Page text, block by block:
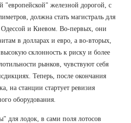
"европейской" железной дорогой, с
должна стать магистраль для
и Киевом. Во-первых, они
в долларах и евро, а во-вторых,
склонность к риску и более
рынков, чувствуют себя
Теперь, после окончания
на станции стартует ревизия
оборудования.
для лодок, в сами поля лотосов